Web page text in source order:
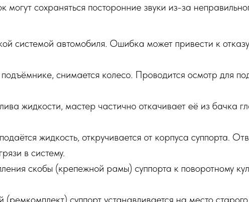
сохраняться посторонние звуки из-за
системой автомобиля. Ошибка может привести к
снимается колесо. Проводится осмотр для
жидкости, мастер частично откачивает её из бачка
жидкость, откручивается от корпуса суппорта.
в систему.
скобы (крепежной рамы) суппорта к поворотному
суппорт устанавливается на место